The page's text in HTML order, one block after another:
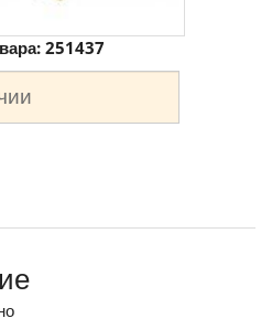
251437